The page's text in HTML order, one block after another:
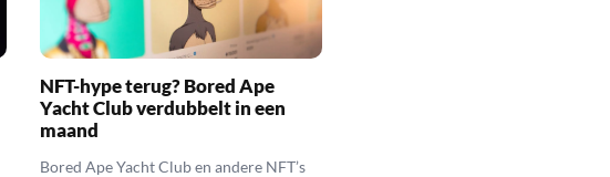
NFT-hype terug? Bored Ape
Yacht Club verdubbelt in een
maand
Bored Ape Yacht Club en andere NFT’s